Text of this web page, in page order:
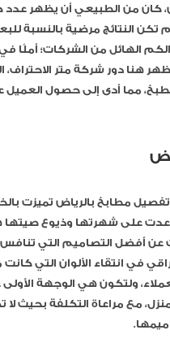
كان من الطبيعي أن يظهر عدد
تكن النتائج مرضية بالنسبة
الهائل من الشركات؛ أملًا
هنا دور شركة متر الاحتراف،
مما أدى إلى حصول العميل
مطابخ بالرياض تميزت
على شهرتها وذيوع صيتها
عن أفضل التصاميم التي
في انتقاء الألوان التي
ولتكون هي الوجهة الأولى
مع مراعاة التكلفة بحيث لا